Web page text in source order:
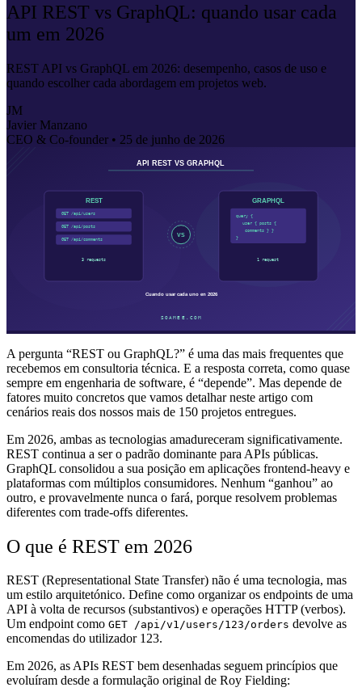
API REST vs GraphQL: quando usar cada
um em 2026
REST API vs GraphQL em 2026: desempenho, casos de uso e
quando escolher cada abordagem em projetos web.
JM
Javier Manzano
CEO & Co-founder • 25 de junho de 2026
A pergunta “REST ou GraphQL?” é uma das mais frequentes que
recebemos em consultoria técnica. E a resposta correta, como quase
sempre em engenharia de software, é “depende”. Mas depende de
fatores muito concretos que vamos detalhar neste artigo com
cenários reais dos nossos mais de 150 projetos entregues.
Em 2026, ambas as tecnologias amadureceram significativamente.
REST continua a ser o padrão dominante para APIs públicas.
GraphQL consolidou a sua posição em aplicações frontend-heavy e
plataformas com múltiplos consumidores. Nenhum “ganhou” ao
outro, e provavelmente nunca o fará, porque resolvem problemas
diferentes com trade-offs diferentes.
O que é REST em 2026
REST (Representational State Transfer) não é uma tecnologia, mas
um estilo arquitetónico. Define como organizar os endpoints de uma
API à volta de recursos (substantivos) e operações HTTP (verbos).
Um endpoint como GET /api/v1/users/123/orders devolve as
encomendas do utilizador 123.
Em 2026, as APIs REST bem desenhadas seguem princípios que
evoluíram desde a formulação original de Roy Fielding: